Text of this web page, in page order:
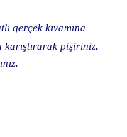
gerçek kıvamına
karıştırarak pişiriniz.